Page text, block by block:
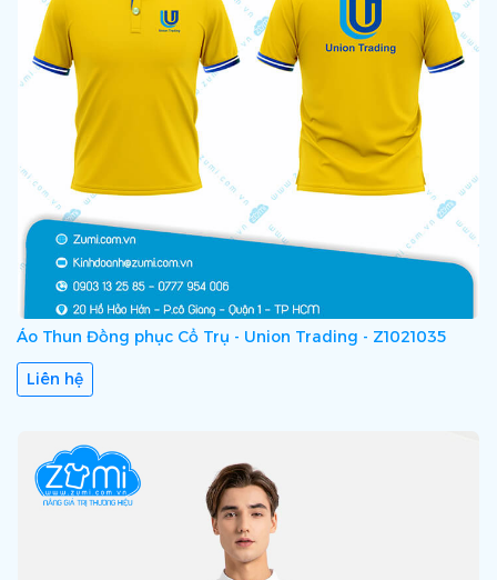
Áo Thun Đồng phục Cổ Trụ - Union Trading - Z1021035
Liên hệ